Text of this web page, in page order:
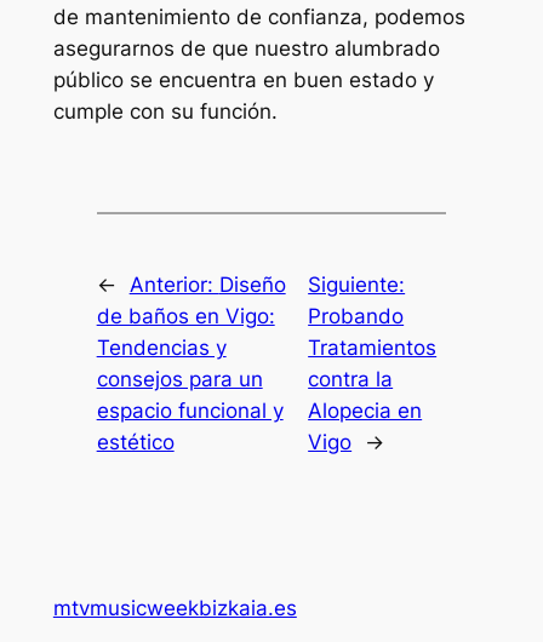
de mantenimiento de confianza, podemos
asegurarnos de que nuestro alumbrado
público se encuentra en buen estado y
cumple con su función.
← Anterior: Diseño
de baños en Vigo:
Tendencias y
consejos para un
espacio funcional y
estético
Siguiente:
Probando
Tratamientos
contra la
Alopecia en
Vigo
→
mtvmusicweekbizkaia.es